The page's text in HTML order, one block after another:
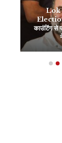
Lok
काउंटिंग से